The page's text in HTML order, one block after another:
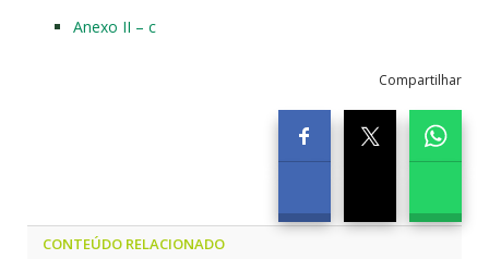
Anexo II – c
Compartilhar
CONTEÚDO RELACIONADO